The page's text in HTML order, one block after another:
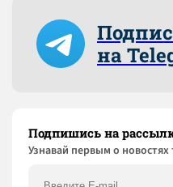
на
Подпишись на
Узнaвай первым о новостях